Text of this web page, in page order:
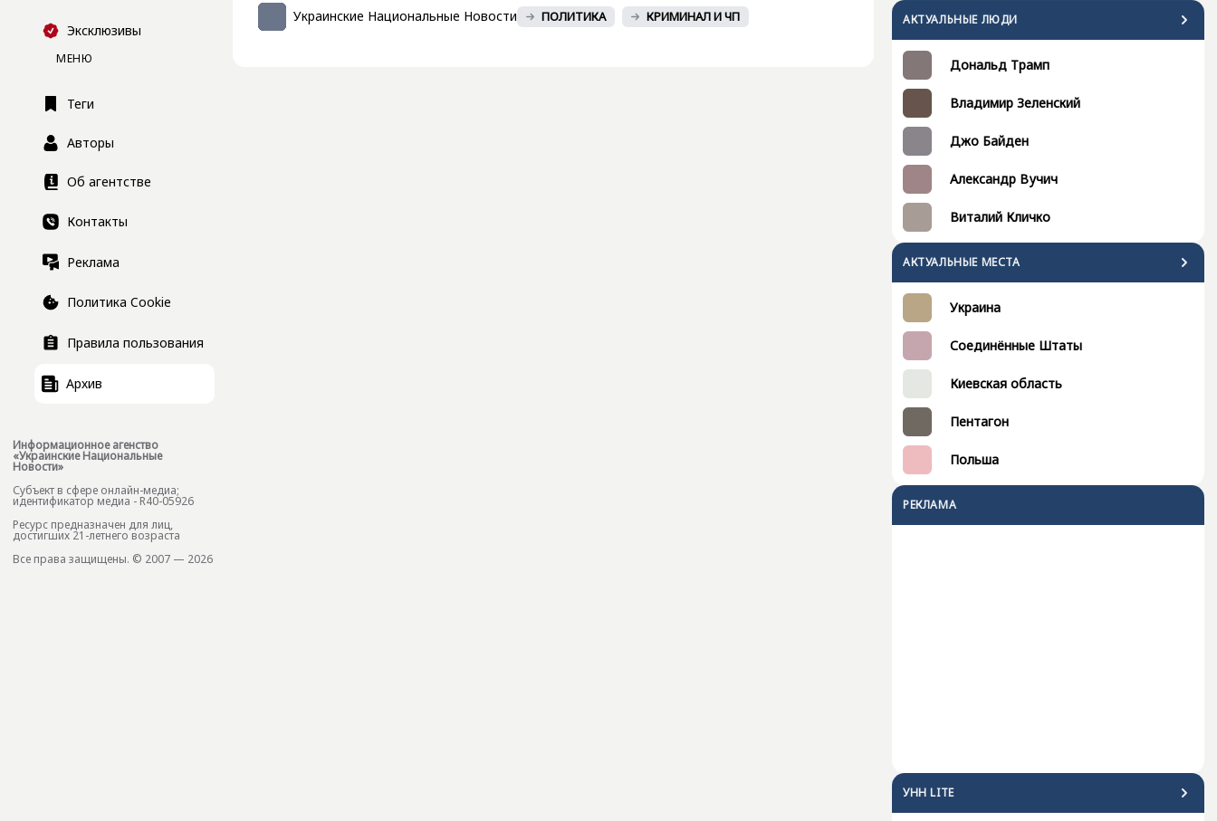
Эксклюзивы
МЕНЮ
Теги
Авторы
Об агентстве
Контакты
Реклама
Политика Cookie
Правила пользования
Архив
Информационное агенство
«Украинские Национальные
Новости»
Субъект в сфере онлайн-медиа;
идентификатор медиа - R40-05926
Ресурс предназначен для лиц,
достигших 21-летнего возраста
Все права защищены. © 2007 — 2026
АКТУАЛЬНЫЕ ЛЮДИ
Дональд Трамп
Владимир Зеленский
Джо Байден
Александр Вучич
Виталий Кличко
АКТУАЛЬНЫЕ МЕСТА
Украина
Соединённые Штаты
Киевская область
Пентагон
Польша
РЕКЛАМА
УНН LITE
Украинские Национальные Новости ПОЛИТИКА КРИМИНАЛ И ЧП